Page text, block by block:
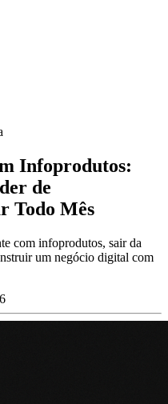
Infoprodutos:
de
Todo Mês
com infoprodutos, sair da
um negócio digital com